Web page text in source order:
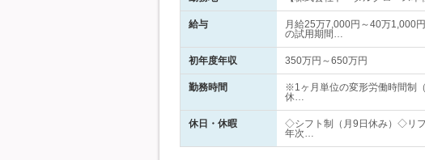
給与
月給25万7,000円～40万1,000
の試用期間…
初年度年収 350万円～650万円
勤務時間
※1ヶ月単位の変形労働時間制
休…
休日・休暇
◇シフト制（月9日休み）◇リ
年次…